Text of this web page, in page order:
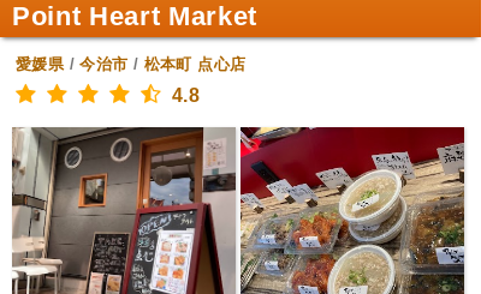
Point Heart Market
愛媛県/今治市 / 松本町 点心店
4.8